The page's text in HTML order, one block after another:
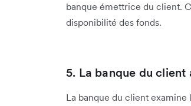
banque émettrice du client.
disponibilité des fonds.
5. La banque du
La banque du client examine